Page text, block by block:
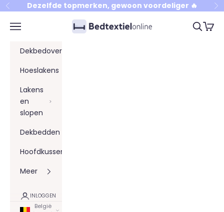
Naar inhoud
VorigeDezelfde topmerken, gewoon voordeliger 🔥
Bedtextielonline
Menu Zoeken
Dekbedovertrekken
Hoeslakens
Lakens
en
slopen
Dekbedden
Hoofdkussens
Meer
INLOGGEN
België